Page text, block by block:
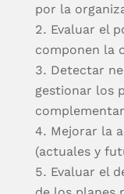
por la
Evaluar el
componen la
Detectar
gestionar los
Mejorar la
(actuales y
Evaluar el